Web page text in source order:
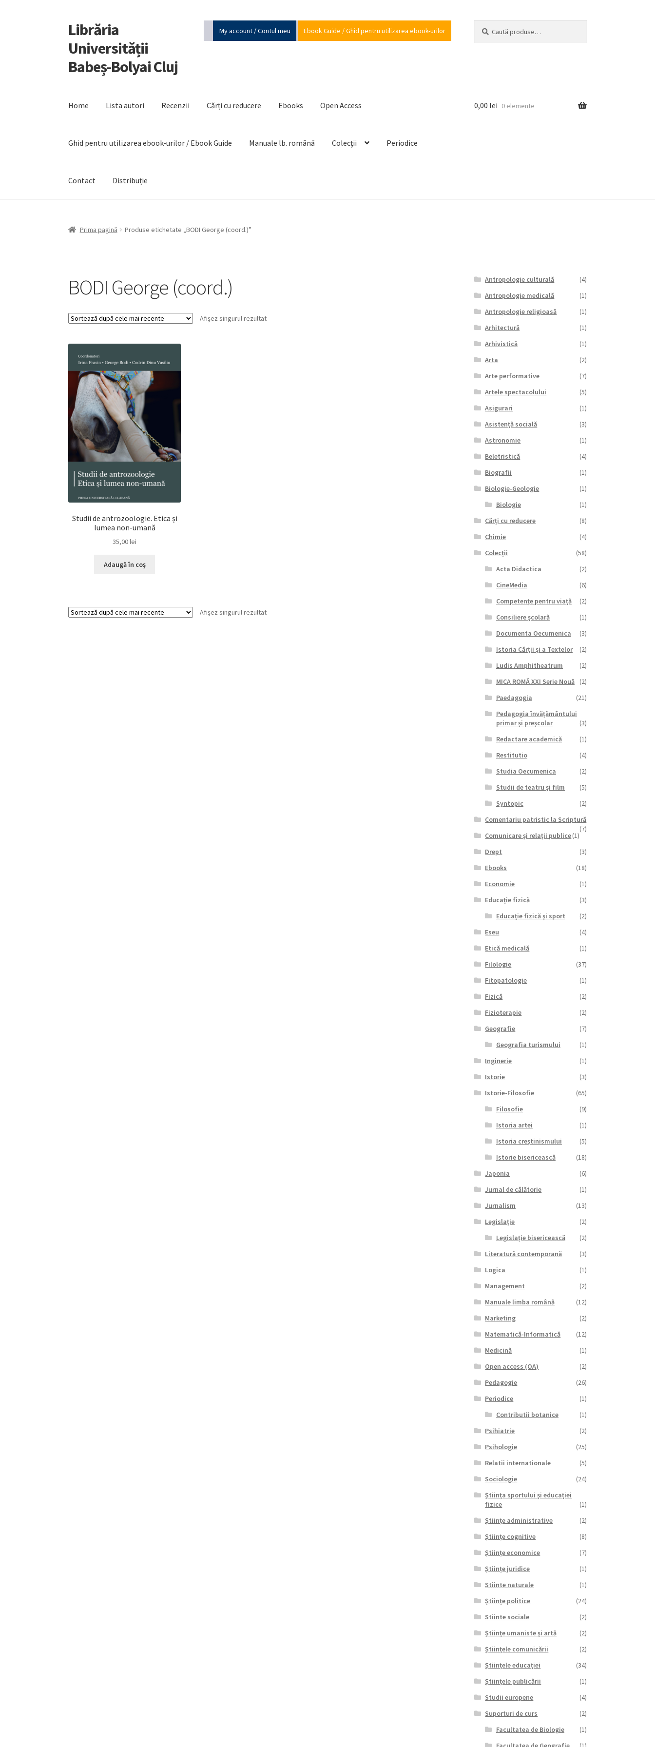
Sari
la
navigare
Sari
la
conținut
Librăria
Universității
Babeș-Bolyai Cluj
My account / Contul meu Ebook Guide / Ghid pentru utilizarea ebook-urilor
după:
Home Lista autori Recenzii Cărți cu reducere Ebooks Open Access
Ghid pentru utilizarea ebook-urilor / Ebook Guide Manuale lb. română Colecții Periodice
Contact Distribuție
0,00 lei 0 elemente
Prima pagină Produse etichetate „BODI George (coord.)”
BODI George (coord.)
Afișez singurul rezultat
Studii de antrozoologie. Etica și
lumea non-umană
35,00lei
Adaugă în coș
Afișez singurul rezultat
Antropologie culturală
(4)
Antropologie medicală
(1)
Antropologie religioasă
(1)
Arhitectură
(1)
Arhivistică
(1)
Arta
(2)
Arte performative
(7)
Artele spectacolului
(5)
Asigurari
(1)
Asistență socială
(3)
Astronomie
(1)
Beletristică
(4)
Biografii
(1)
Biologie-Geologie
(1)
Biologie
(1)
Cărți cu reducere
(8)
Chimie
(4)
Colecții
(58)
Acta Didactica
(2)
CineMedia
(6)
Competențe pentru viață
(2)
Consiliere școlară
(1)
Documenta Oecumenica
(3)
Istoria Cărții și a Textelor
(2)
Ludis Amphitheatrum
(2)
MICA ROMĂ XXI Serie Nouă
(2)
Paedagogia
(21)
Pedagogia învățământului
primar și preșcolar
(3)
Redactare academică
(1)
Restitutio
(4)
Studia Oecumenica
(2)
Studii de teatru şi film
(5)
Syntopic
(2)
Comentariu patristic la Scriptură
(7)
Comunicare și relații publice(1)
Drept
(3)
Ebooks
(18)
Economie
(1)
Educație fizică
(3)
Educație fizică și sport
(2)
Eseu
(4)
Etică medicală
(1)
Filologie
(37)
Fitopatologie
(1)
Fizică
(2)
Fizioterapie
(2)
Geografie
(7)
Geografia turismului
(1)
Inginerie
(1)
Istorie
(3)
Istorie-Filosofie
(65)
Filosofie
(9)
Istoria artei
(1)
Istoria creștinismului
(5)
Istorie bisericească
(18)
Japonia
(6)
Jurnal de călătorie
(1)
Jurnalism
(13)
Legislație
(2)
Legislație bisericească
(2)
Literatură contemporană
(3)
Logica
(1)
Management
(2)
Manuale limba română
(12)
Marketing
(2)
Matematică-Informatică
(12)
Medicină
(1)
Open access (OA)
(2)
Pedagogie
(26)
Periodice
(1)
Contributii botanice
(1)
Psihiatrie
(2)
Psihologie
(25)
Relatii internationale
(5)
Sociologie
(24)
Știința sportului și educației
fizice
(1)
Științe administrative
(2)
Științe cognitive
(8)
Științe economice
(7)
Științe juridice
(1)
Stiinte naturale
(1)
Științe politice
(24)
Stiinte sociale
(2)
Științe umaniste și artă
(2)
Științele comunicării
(2)
Științele educației
(34)
Științele publicării
(1)
Studii europene
(4)
Suporturi de curs
(2)
Facultatea de Biologie
(1)